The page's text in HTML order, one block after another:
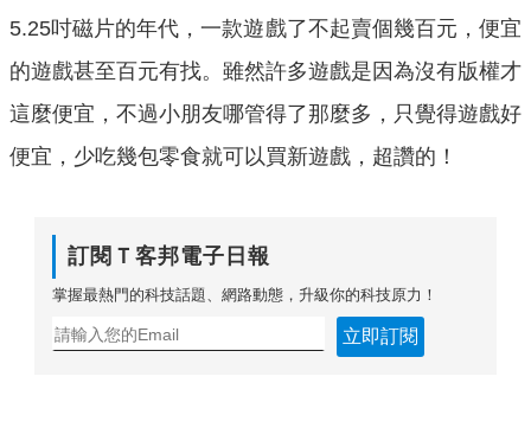
5.25吋磁片的年代，一款遊戲了不起賣個幾百元，便宜
的遊戲甚至百元有找。雖然許多遊戲是因為沒有版權才
這麼便宜，不過小朋友哪管得了那麼多，只覺得遊戲好
便宜，少吃幾包零食就可以買新遊戲，超讚的！
訂閱Ｔ客邦電子日報
掌握最熱門的科技話題、網路動態，升級你的科技原力！
立即訂閱